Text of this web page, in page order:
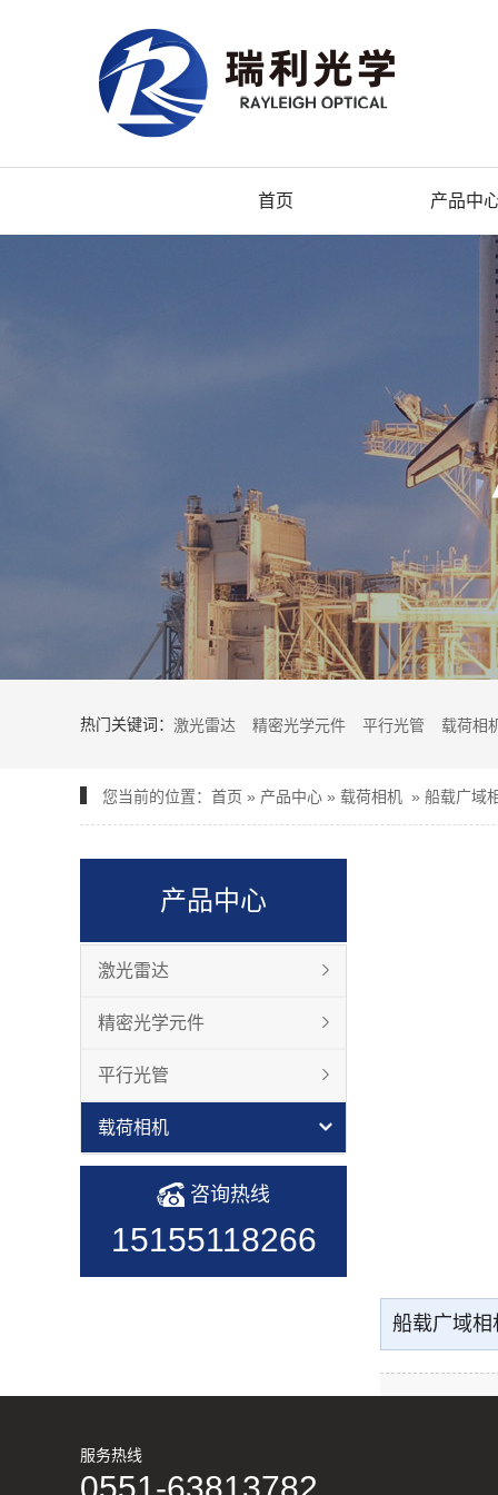
首页 产品中
热门关键词： 激光雷达 精密光学元件 平行光管 载荷相
您当前的位置： 首页 » 产品中心 » 载荷相机 » 船载广域
产品中心
激光雷达
精密光学元件
平行光管
载荷相机
咨询热线
15155118266
船载广域相
服务热线